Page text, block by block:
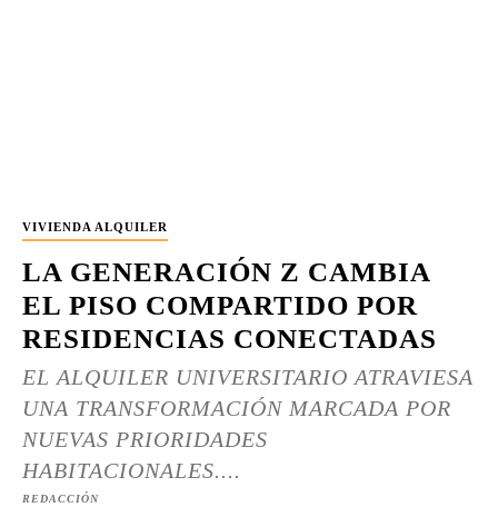
VIVIENDA ALQUILER
LA GENERACIÓN Z CAMBIA
EL PISO COMPARTIDO POR
RESIDENCIAS CONECTADAS
EL ALQUILER UNIVERSITARIO ATRAVIESA
UNA TRANSFORMACIÓN MARCADA POR
NUEVAS PRIORIDADES
HABITACIONALES....
REDACCIÓN